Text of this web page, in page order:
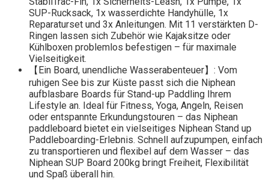
SUP-Rucksack, 1x wasserdichte Handyhülle, 1x
Reparaturset und 3x Anleitungen. Mit 11 verstärkten D-
Ringen lassen sich Zubehör wie Kajaksitze oder
Kühlboxen problemlos befestigen – für maximale
Vielseitigkeit.
【Ein Board, unendliche Wasserabenteuer】: Vom
ruhigen See bis zur Küste passt sich die Niphean
aufblasbare Boards für Stand-up Paddling Ihrem
Lifestyle an. Ideal für Fitness, Yoga, Angeln, Reisen
oder entspannte Erkundungstouren – das Niphean
paddleboard bietet ein vielseitiges Niphean Stand up
Paddleboarding-Erlebnis. Schnell aufzupumpen, einfach
zu transportieren und flexibel auf dem Wasser – das
Niphean SUP Board 200kg bringt Freiheit, Flexibilität
und Spaß überall hin.